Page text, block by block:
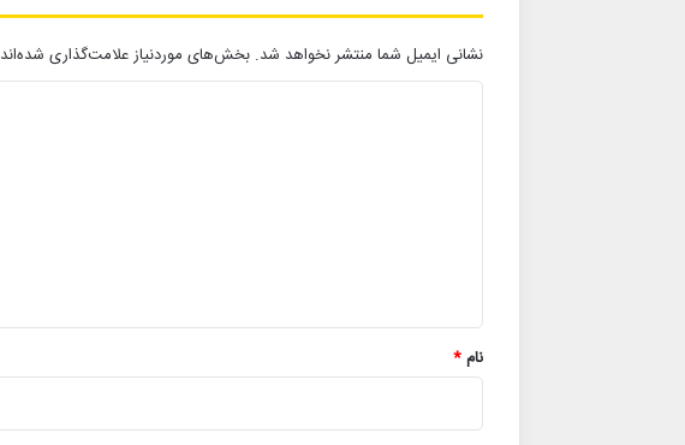
نشانی ایمیل شما منتشر نخواهد شد. بخش‌های موردنیاز علامت‌گذاری شده‌اند
نام*